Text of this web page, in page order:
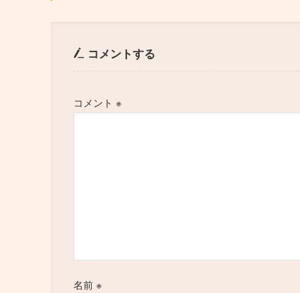
コメントする
コメント ※
名前※